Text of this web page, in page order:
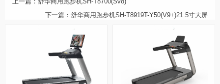
下一篇： 舒华商用跑步机SH-T8919T-Y50(V9+)21.5寸大屏